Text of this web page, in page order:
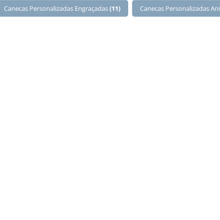
Canecas Personalizadas Engraçadas(11) Canecas Personalizadas